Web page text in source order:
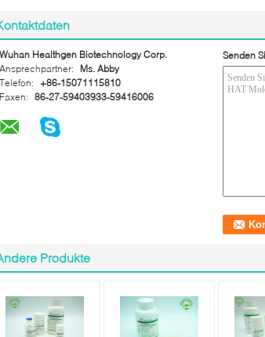
Wuhan Healthgen Biotechnology Corp.
Ansprechpartner:
Ms. Abby
Telefon:
+86-15071115810
Faxen: 86-27-59403933-59416006
Senden
Produkte